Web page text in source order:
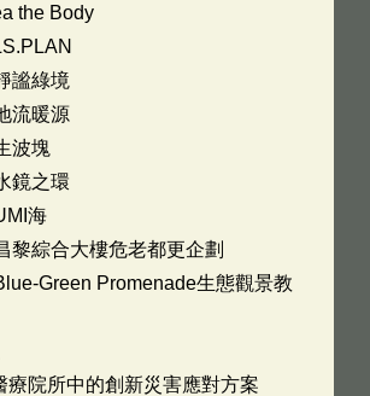
the Body
謐綠境
流暖源
波塊
鏡之環
海
黎綜合大樓危老都更企劃
Green Promenade生態觀景教
療院所中的創新災害應對方案